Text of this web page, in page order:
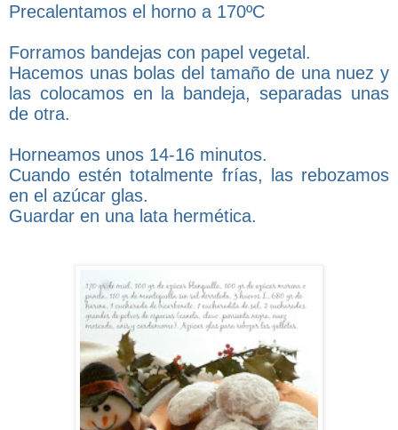
Precalentamos el horno a 170ºC
Forramos bandejas con papel vegetal.
Hacemos unas bolas del tamaño de una nuez y
las colocamos en la bandeja, separadas unas
de otra.
Horneamos unos 14-16 minutos.
Cuando estén totalmente frías, las rebozamos
en el azúcar glas.
Guardar en una lata hermética.